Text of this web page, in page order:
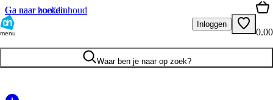
Ga naar hoofdinhoud
Ga naar zoeken
menu
Inloggen
0.00
Waar ben je naar op zoek?